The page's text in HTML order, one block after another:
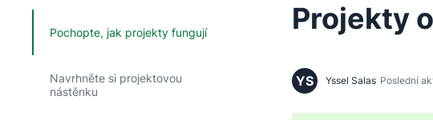
Pochopte, jak projekty fungují
Navrhněte si projektovou
nástěnku
Projekty
YS Yssel Salas Poslední